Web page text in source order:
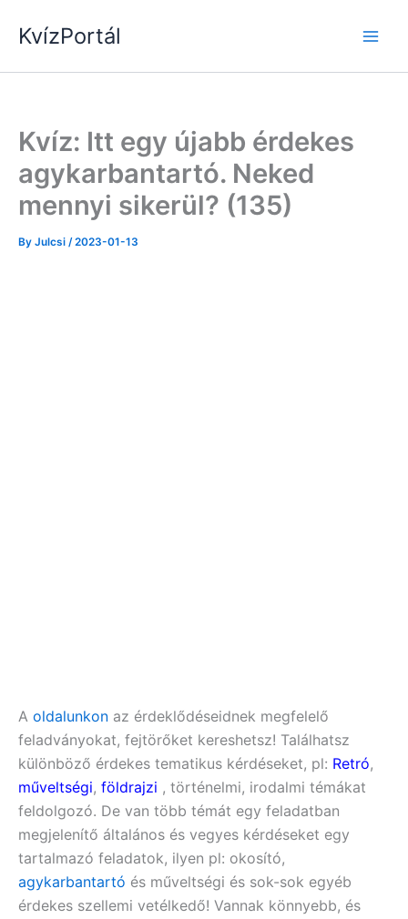
KvízPortál
Kvíz: Itt egy újabb érdekes
agykarbantartó. Neked
mennyi sikerül? (135)
By Julcsi /2023-01-13
A oldalunkon az érdeklődéseidnek megfelelő
feladványokat, fejtörőket kereshetsz! Találhatsz
különböző érdekes tematikus kérdéseket, pl: Retró,
műveltségi, földrajzi , történelmi, irodalmi témákat
feldolgozó. De van több témát egy feladatban
megjelenítő általános és vegyes kérdéseket egy
tartalmazó feladatok, ilyen pl: okosító,
agykarbantartó és műveltségi és sok-sok egyéb
érdekes szellemi vetélkedő! Vannak könnyebb, és